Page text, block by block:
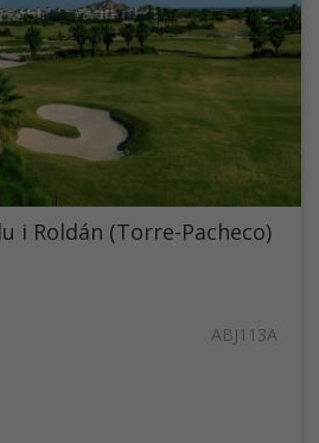
i Roldán (Torre-Pacheco)
ABJ113A